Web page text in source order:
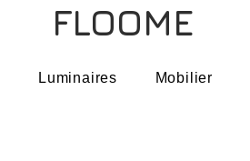
FLOOME
Luminaires Mobilier